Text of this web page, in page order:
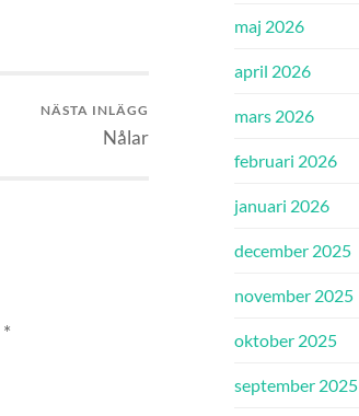
NÄSTA INLÄGG
Nålar
*
maj 2026
april 2026
mars 2026
februari 2026
januari 2026
december 2025
november 2025
oktober 2025
september 2025